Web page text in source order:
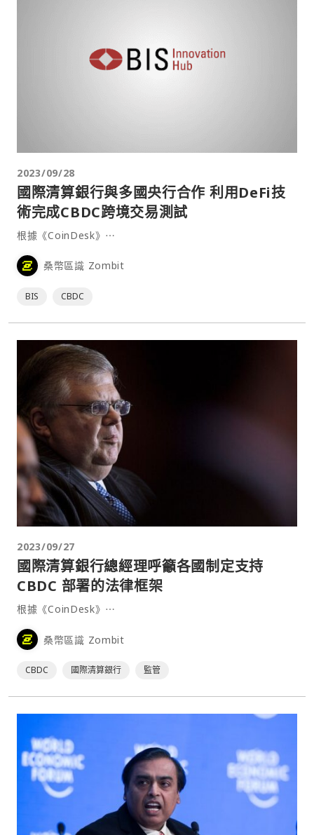
2023/09/28
國際清算銀行與多國央行合作 利用DeFi技
術完成CBDC跨境交易測試
根據《CoinDesk》⋯
桑幣區識 Zombit
BIS CBDC
2023/09/27
國際清算銀行總經理呼籲各國制定支持
CBDC 部署的法律框架
根據《CoinDesk》⋯
桑幣區識 Zombit
CBDC 國際清算銀行 監管